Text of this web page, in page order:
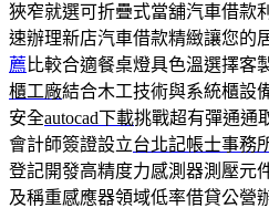
狹窄就選可折疊式當舖汽車借款
速辦理新店汽車借款精緻讓您的
薦 比較合適餐桌燈具色溫選擇客
櫃工廠結合木工技術與系統櫃設
安全autocad下載挑戰超有彈通通
會計師簽證設立台北記帳士事務
登記開發高精度力感測器測壓元
及稱重感應器領域低率借貸公營